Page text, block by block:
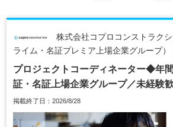
株式会社コプロコンストラク
ライム・名証プレミア上場企業グループ）
プロジェクトコーディネーター◆年
証・名証上場企業グループ／未経験
掲載終了日：2026/8/28